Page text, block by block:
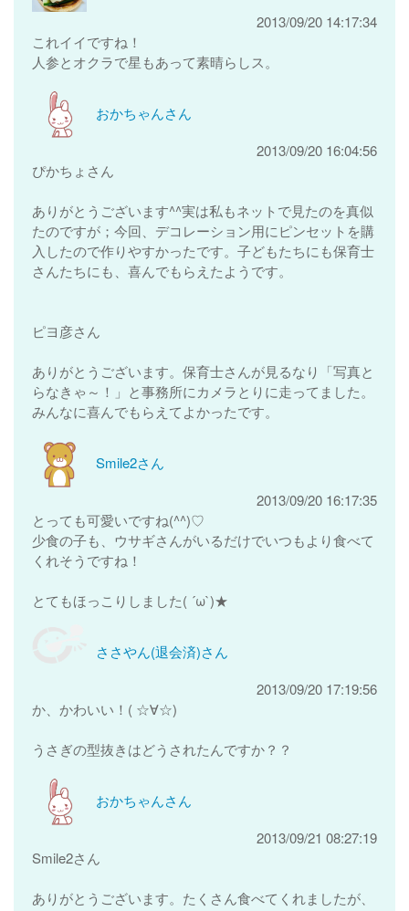
2013/09/20 14:17:34
これイイですね！
人参とオクラで星もあって素晴らしス。
おかちゃんさん
2013/09/20 16:04:56
ぴかちょさん
ありがとうございます^^実は私もネットで見たのを真似
たのですが；今回、デコレーション用にピンセットを購
入したので作りやすかったです。子どもたちにも保育士
さんたちにも、喜んでもらえたようです。
ピヨ彦さん
ありがとうございます。保育士さんが見るなり「写真と
らなきゃ～！」と事務所にカメラとりに走ってました。
みんなに喜んでもらえてよかったです。
Smile2さん
2013/09/20 16:17:35
とっても可愛いですね(^^)♡
少食の子も、ウサギさんがいるだけでいつもより食べて
くれそうですね！
とてもほっこりしました( ´ω`)★
ささやん(退会済)さん
2013/09/20 17:19:56
か、かわいい！( ☆∀☆)
うさぎの型抜きはどうされたんですか？？
おかちゃんさん
2013/09/21 08:27:19
Smile2さん
ありがとうございます。たくさん食べてくれましたが、